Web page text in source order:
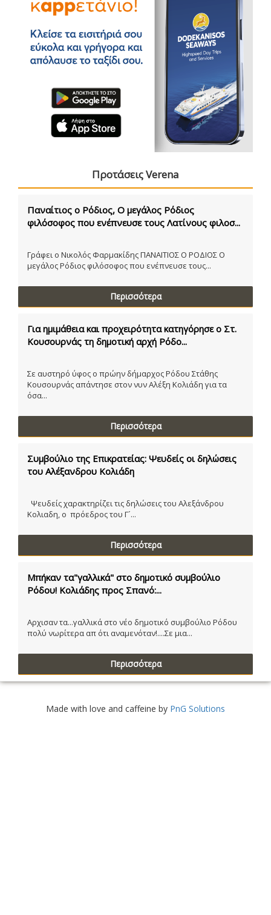
Προτάσεις Verena
Παναίτιος ο Ρόδιος, Ο μεγάλος Ρόδιος
φιλόσοφος που ενέπνευσε τους Λατίνους φιλοσ...
Γράφει ο Νικολός Φαρμακίδης ΠΑΝΑΙΤΙΟΣ Ο ΡΟΔΙΟΣ Ο
μεγάλος Ρόδιος φιλόσοφος που ενέπνευσε τους...
Περισσότερα
Για ημιμάθεια και προχειρότητα κατηγόρησε ο Στ.
Κουσουρνάς τη δημοτική αρχή Ρόδο...
Σε αυστηρό ύφος ο πρώην δήμαρχος Ρόδου Στάθης
Κουσουρνάς απάντησε στον νυν Αλέξη Κολιάδη για τα
όσα...
Περισσότερα
Συμβούλιο της Επικρατείας: Ψευδείς οι δηλώσεις
του Αλέξανδρου Κολιάδη
Ψευδείς χαρακτηρίζει τις δηλώσεις του Αλεξάνδρου
Κολιαδη, ο πρόεδρος του Γ´...
Περισσότερα
Μπήκαν τα"γαλλικά" στο δημοτικό συμβούλιο
Ρόδου! Κολιάδης προς Σπανό:...
Αρχισαν τα...γαλλικά στο νέο δημοτικό συμβούλιο Ρόδου
πολύ νωρίτερα απ ότι αναμενόταν!....Σε μια...
Περισσότερα
Made with love and caffeine by PnG Solutions